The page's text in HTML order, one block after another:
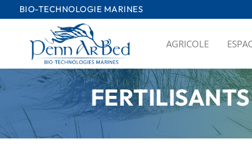
Passer
au
BIO-TECHNOLOGIE MARINES
AGRICOLE